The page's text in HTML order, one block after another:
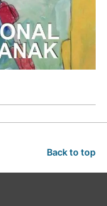
Back to top